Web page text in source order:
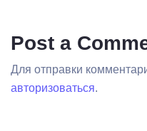
Post a
Для отправки
авторизоваться.